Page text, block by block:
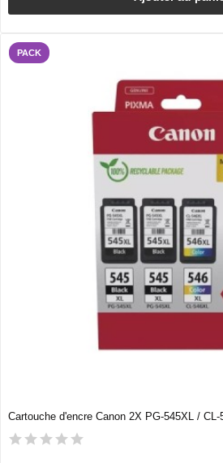
PACK
Cartouche d'encre Canon 2X PG-545XL / CL-